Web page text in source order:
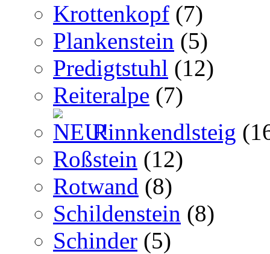
Krottenkopf (7)
Plankenstein (5)
Predigtstuhl (12)
Reiteralpe (7)
Rinnkendlsteig
Roßstein (12)
Rotwand (8)
Schildenstein (8)
Schinder (5)